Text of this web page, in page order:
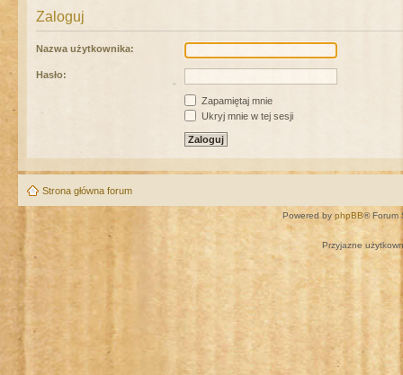
Zaloguj
Nazwa użytkownika:
Hasło:
Zapamiętaj mnie
Ukryj mnie w tej sesji
Strona główna forum
Powered by phpBB® Forum
Przyjazne